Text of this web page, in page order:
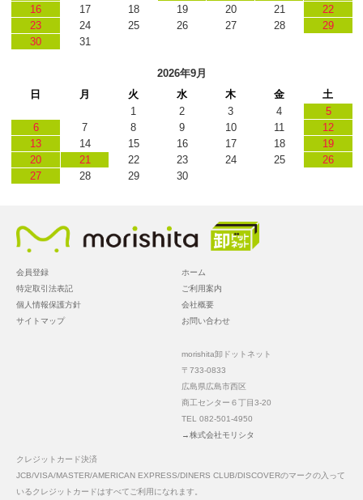
16
17 18 19 20 21
22
23
24 25 26 27 28
29
30
31
2026年9月
日
月 火 水 木 金
土
1
2 3 4
5
6
7 8 9 10 11
12
13
14 15 16 17 18
19
20
21 22 23 24 25
26
27
28 29 30
ホーム
ご利用案内
会社概要
お問い合わせ
会員登録
特定取引法表記
個人情報保護方針
サイトマップ
morishita卸ドットネット
〒733-0833
広島県広島市西区
商工センター６丁目3-20
TEL 082-501-4950
→株式会社モリシタ
クレジットカード決済
JCB/VISA/MASTER/AMERICAN EXPRESS/DINERS CLUB/DISCOVERのマークの入って
いるクレジットカードはすべてご利用になれます。